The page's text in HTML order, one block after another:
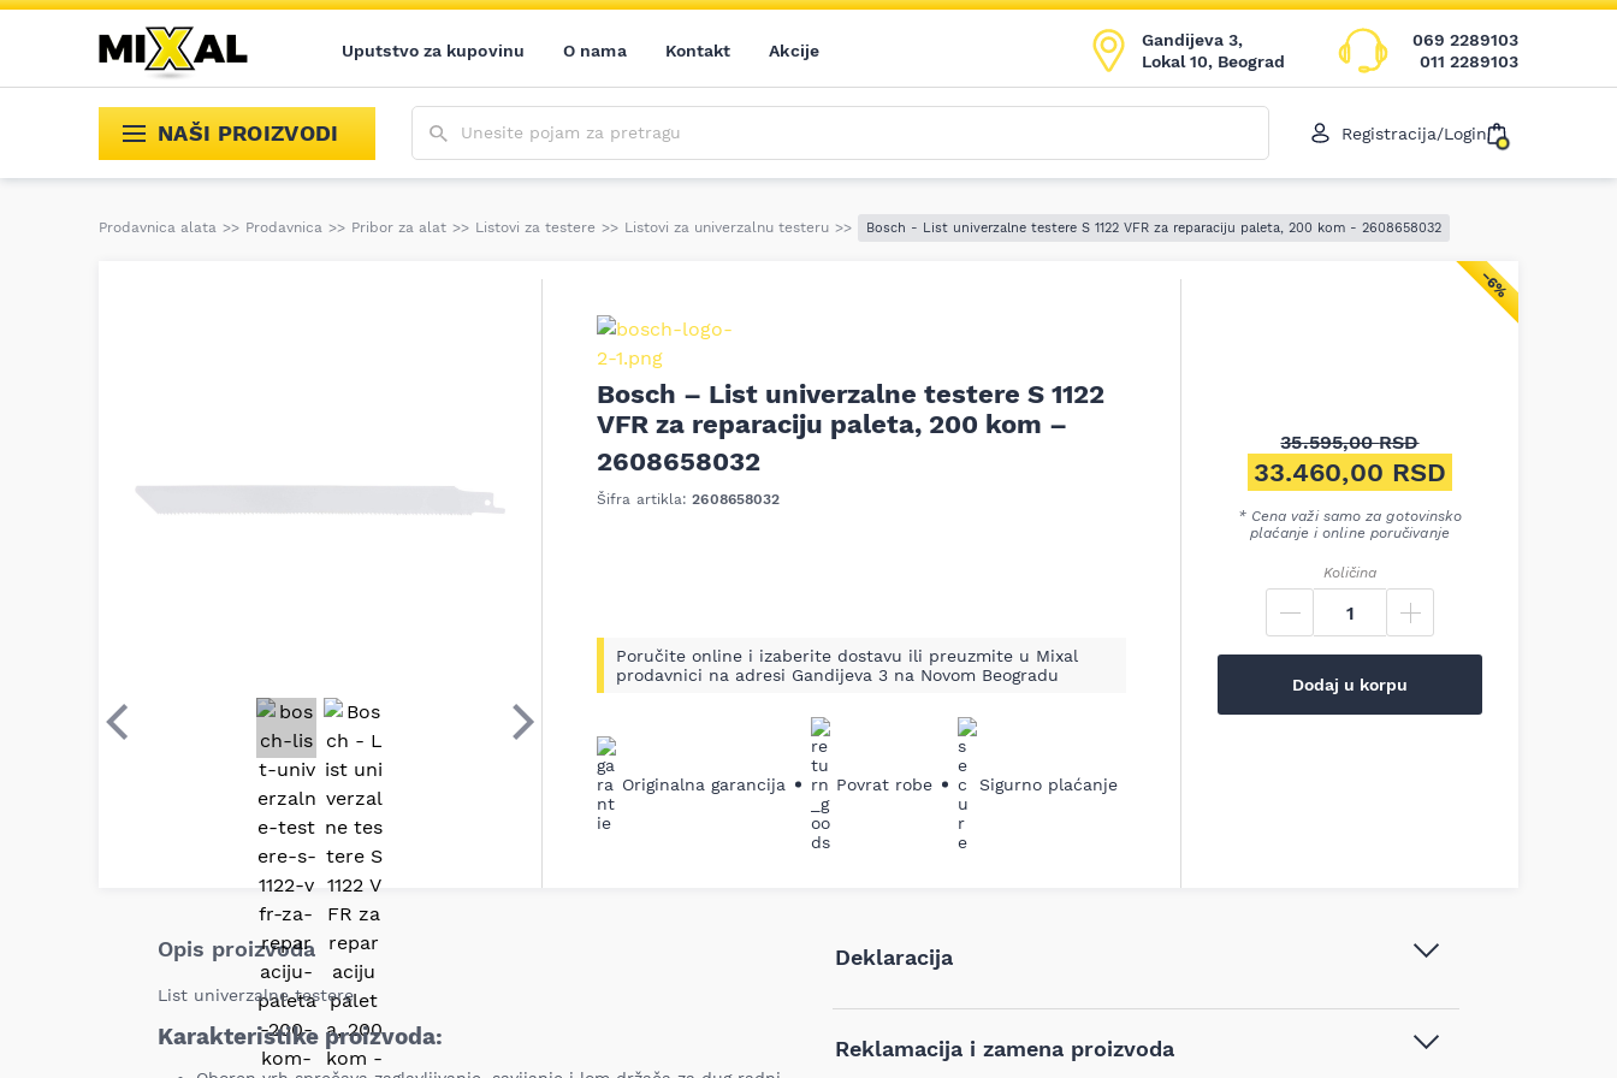
Uputstvo za kupovinu O nama Kontakt Akcije
Gandijeva 3,
Lokal 10, Beograd
069 2289103
011 2289103
NAŠI PROIZVODI Registracija/Login
Prodavnica alata >> Prodavnica >> Pribor za alat >> Listovi za testere >> Listovi za univerzalnu testeru >> Bosch - List univerzalne testere S 1122 VFR za reparaciju paleta, 200 kom - 2608658032
−6%
Prethodni Sledeći
Bosch – List univerzalne testere S 1122
VFR za reparaciju paleta, 200 kom –
2608658032
Šifra artikla:2608658032
Poručite online i izaberite dostavu ili preuzmite u Mixal
prodavnici na adresi Gandijeva 3 na Novom Beogradu
Originalna garancija Povrat robe Sigurno plaćanje
35.595,00RSD
Originalna cena je bila:
33.460,00 RSD
* Cena važi samo za gotovinsko
plaćanje i online poručivanje
Količina
Dodaj u korpu
Opis proizvoda
List univerzalne testere
Karakteristike proizvoda:
Deklaracija
1122 VFR za reparaciju paleta, 200
Reklamacija i zamena proizvoda